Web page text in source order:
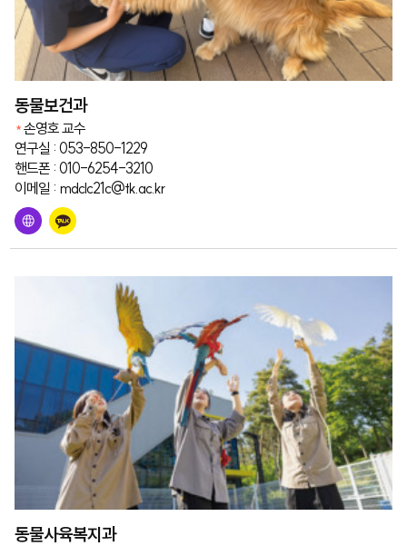
동물보건과
손영호 교수
연구실 : 053-850-1229
핸드폰 : 010-6254-3210
이메일 : mdclc21c@tk.ac.kr
동물사육복지과